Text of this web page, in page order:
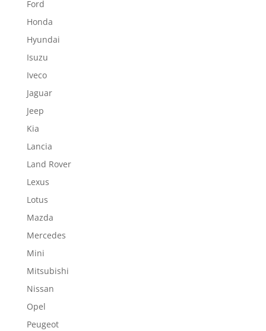
Ford
Honda
Hyundai
Isuzu
Iveco
Jaguar
Jeep
Kia
Lancia
Land Rover
Lexus
Lotus
Mazda
Mercedes
Mini
Mitsubishi
Nissan
Opel
Peugeot